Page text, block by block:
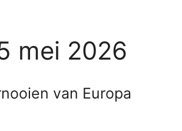
mei 2026
van Europa